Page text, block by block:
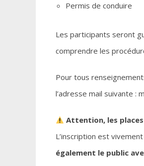
Permis de conduire
Les participants seront
comprendre les
Pour tous
l’adresse mail suivante :
Attention, les
L’inscription est
également le public